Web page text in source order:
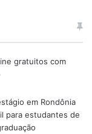
gratuitos com
em Rondônia
para estudantes de